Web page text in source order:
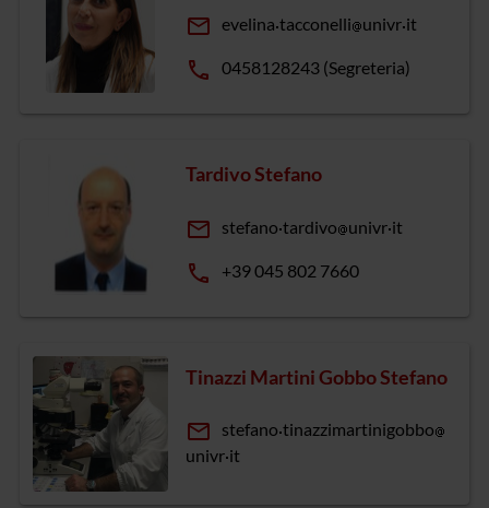
email evelina tacconelli univr it
phone 0458128243 (Segreteria)
Tardivo Stefano
email stefano tardivo univr it
phone +39 045 802 7660
Tinazzi Martini Gobbo Stefano
email stefano tinazzimartinigobbo
univr it